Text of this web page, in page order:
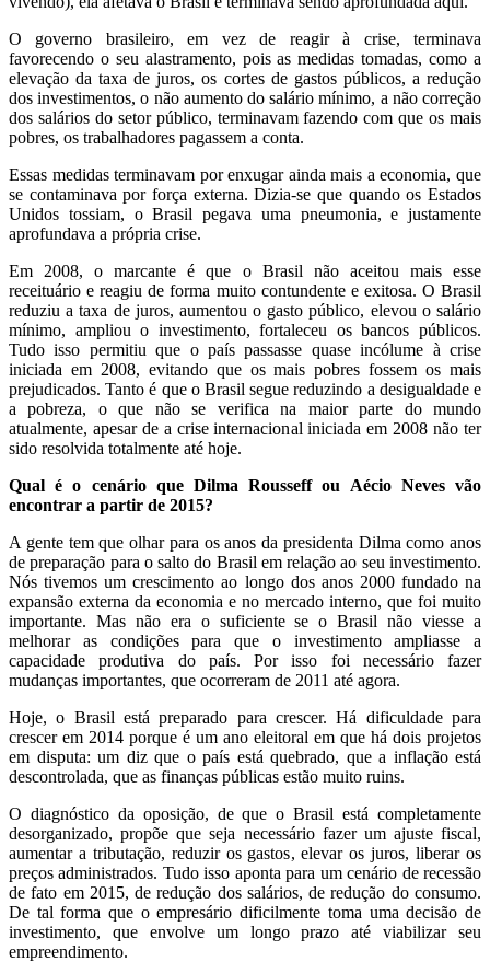
O governo brasileiro, em vez de reagir à crise, terminava
favorecendo o seu alastramento, pois as medidas tomadas, como a
elevação da taxa de juros, os cortes de gastos públicos, a redução
dos investimentos, o não aumento do salário mínimo, a não correção
dos salários do setor público, terminavam fazendo com que os mais
pobres, os trabalhadores pagassem a conta.
Essas medidas terminavam por enxugar ainda mais a economia, que
se contaminava por força externa. Dizia-se que quando os Estados
Unidos tossiam, o Brasil pegava uma pneumonia, e justamente
aprofundava a própria crise.
Em 2008, o marcante é que o Brasil não aceitou mais esse
receituário e reagiu de forma muito contundente e exitosa. O Brasil
reduziu a taxa de juros, aumentou o gasto público, elevou o salário
mínimo, ampliou o investimento, fortaleceu os bancos públicos.
Tudo isso permitiu que o país passasse quase incólume à crise
iniciada em 2008, evitando que os mais pobres fossem os mais
prejudicados. Tanto é que o Brasil segue reduzindo a desigualdade e
a pobreza, o que não se verifica na maior parte do mundo
atualmente, apesar de a crise internacional iniciada em 2008 não ter
sido resolvida totalmente até hoje.
Qual é o cenário que Dilma Rousseff ou Aécio Neves vão
encontrar a partir de 2015?
A gente tem que olhar para os anos da presidenta Dilma como anos
de preparação para o salto do Brasil em relação ao seu investimento.
Nós tivemos um crescimento ao longo dos anos 2000 fundado na
expansão externa da economia e no mercado interno, que foi muito
importante. Mas não era o suficiente se o Brasil não viesse a
melhorar as condições para que o investimento ampliasse a
capacidade produtiva do país. Por isso foi necessário fazer
mudanças importantes, que ocorreram de 2011 até agora.
Hoje, o Brasil está preparado para crescer. Há dificuldade para
crescer em 2014 porque é um ano eleitoral em que há dois projetos
em disputa: um diz que o país está quebrado, que a inflação está
descontrolada, que as finanças públicas estão muito ruins.
O diagnóstico da oposição, de que o Brasil está completamente
desorganizado, propõe que seja necessário fazer um ajuste fiscal,
aumentar a tributação, reduzir os gastos, elevar os juros, liberar os
preços administrados. Tudo isso aponta para um cenário de recessão
de fato em 2015, de redução dos salários, de redução do consumo.
De tal forma que o empresário dificilmente toma uma decisão de
investimento, que envolve um longo prazo até viabilizar seu
empreendimento.